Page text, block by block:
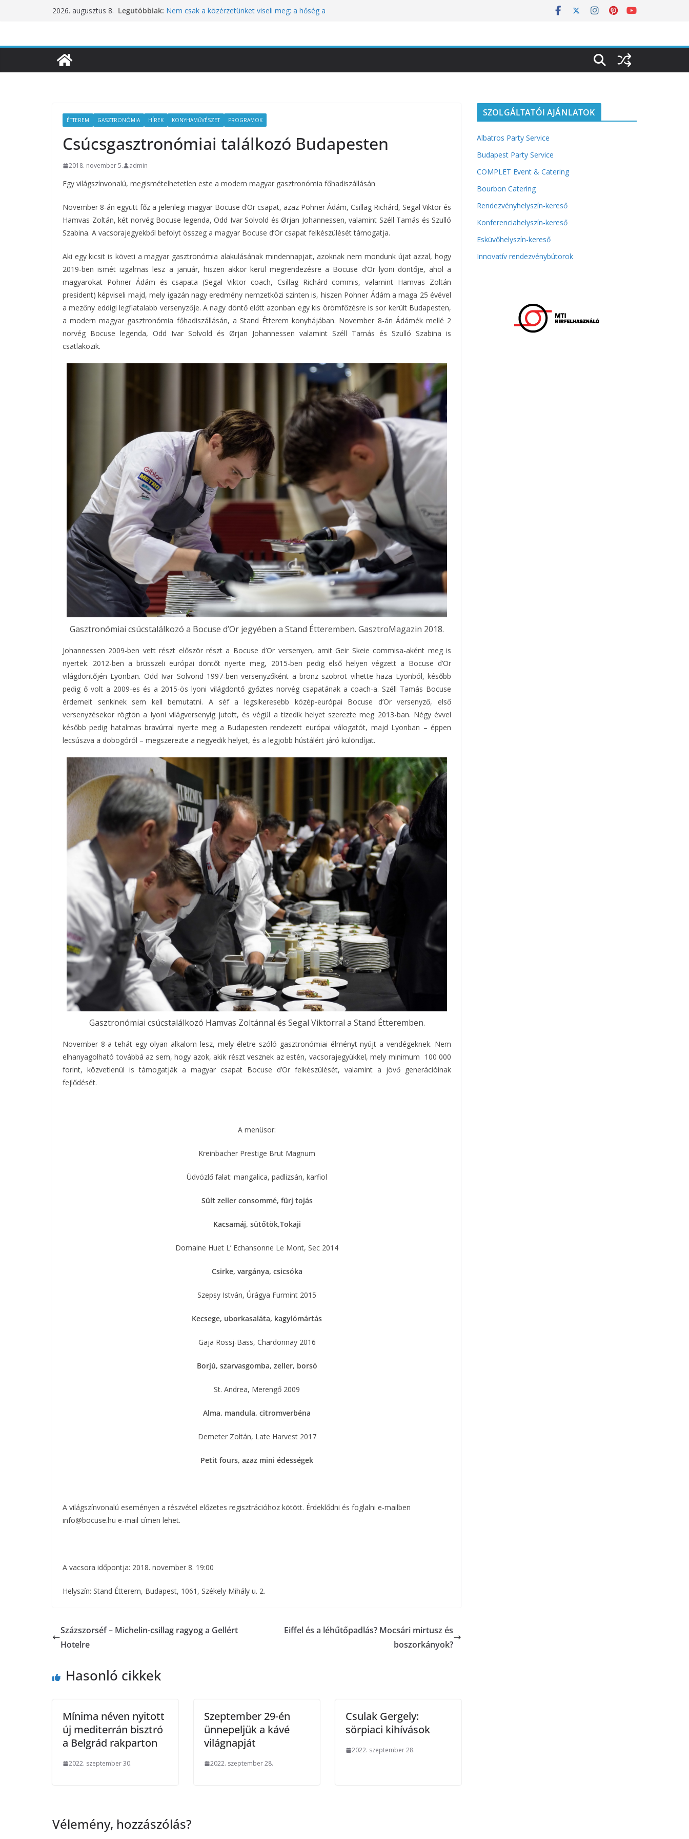
2026. augusztus 8. Legutóbbiak: Nem csak a közérzetünket viseli meg: a hőség a
Déli Part Gasztronómiai Sajtóesemény
ÉTTEREM GASZTRONÓMIA HÍREK KONYHAMŰVÉSZET PROGRAMOK
Csúcsgasztronómiai találkozó Budapesten
2018. november 5. admin
Egy világszínvonalú, megismételhetetlen este a modern magyar gasztronómia főhadiszállásán
November 8-án együtt főz a jelenlegi magyar Bocuse d’Or csapat, azaz Pohner Ádám, Csillag Richárd, Segal Viktor és
Hamvas Zoltán, két norvég Bocuse legenda, Odd Ivar Solvold és Ørjan Johannessen, valamint Széll Tamás és Szulló
Szabina. A vacsorajegyekből befolyt összeg a magyar Bocuse d’Or csapat felkészülését támogatja.
Aki egy kicsit is követi a magyar gasztronómia alakulásának mindennapjait, azoknak nem mondunk újat azzal, hogy
2019-ben ismét izgalmas lesz a január, hiszen akkor kerül megrendezésre a Bocuse d’Or lyoni döntője, ahol a
magyarokat Pohner Ádám és csapata (Segal Viktor coach, Csillag Richárd commis, valamint Hamvas Zoltán
president) képviseli majd, mely igazán nagy eredmény nemzetközi szinten is, hiszen Pohner Ádám a maga 25 évével
a mezőny eddigi legfiatalabb versenyzője. A nagy döntő előtt azonban egy kis örömfőzésre is sor került Budapesten,
a modern magyar gasztronómia főhadiszállásán, a Stand Étterem konyhájában. November 8-án Ádámék mellé 2
norvég Bocuse legenda, Odd Ivar Solvold és Ørjan Johannessen valamint Széll Tamás és Szulló Szabina is
csatlakozik.
Gasztronómiai csúcstalálkozó a Bocuse d’Or jegyében a Stand Étteremben. GasztroMagazin 2018.
Johannessen 2009-ben vett részt először részt a Bocuse d’Or versenyen, amit Geir Skeie commisa-aként meg is
nyertek. 2012-ben a brüsszeli európai döntőt nyerte meg, 2015-ben pedig első helyen végzett a Bocuse d’Or
világdöntőjén Lyonban. Odd Ivar Solvond 1997-ben versenyzőként a bronz szobrot vihette haza Lyonból, később
pedig ő volt a 2009-es és a 2015-ös lyoni világdöntő győztes norvég csapatának a coach-a. Széll Tamás Bocuse
érdemeit senkinek sem kell bemutatni. A séf a legsikeresebb közép-európai Bocuse d’Or versenyző, első
versenyzésekor rögtön a lyoni világversenyig jutott, és végül a tizedik helyet szerezte meg 2013-ban. Négy évvel
később pedig hatalmas bravúrral nyerte meg a Budapesten rendezett európai válogatót, majd Lyonban – éppen
lecsúszva a dobogóról – megszerezte a negyedik helyet, és a legjobb hústálért járó különdíjat.
Gasztronómiai csúcstalálkozó Hamvas Zoltánnal és Segal Viktorral a Stand Étteremben.
November 8-a tehát egy olyan alkalom lesz, mely életre szóló gasztronómiai élményt nyújt a vendégeknek. Nem
elhanyagolható továbbá az sem, hogy azok, akik részt vesznek az estén, vacsorajegyükkel, mely minimum 100 000
forint, közvetlenül is támogatják a magyar csapat Bocuse d’Or felkészülését, valamint a jövő generációinak
fejlődését.
A menüsor:
Kreinbacher Prestige Brut Magnum
Üdvözlő falat: mangalica, padlizsán, karfiol
Sült zeller consommé, fürj tojás
Kacsamáj, sütőtök,Tokaji
Domaine Huet L’ Echansonne Le Mont, Sec 2014
Csirke, vargánya, csicsóka
Szepsy István, Úrágya Furmint 2015
Kecsege, uborkasaláta, kagylómártás
Gaja Rossj-Bass, Chardonnay 2016
Borjú, szarvasgomba, zeller, borsó
St. Andrea, Merengő 2009
Alma, mandula, citromverbéna
Demeter Zoltán, Late Harvest 2017
Petit fours, azaz mini édességek
A világszínvonalú eseményen a részvétel előzetes regisztrációhoz kötött. Érdeklődni és foglalni e-mailben
info@bocuse.hu e-mail címen lehet.
A vacsora időpontja: 2018. november 8. 19:00
Helyszín: Stand Étterem, Budapest, 1061, Székely Mihály u. 2.
Százszorséf – Michelin-csillag ragyog a Gellért
Hotelre
Eiffel és a léhűtőpadlás? Mocsári mirtusz és
boszorkányok?
Hasonló cikkek
Mínima néven nyitott
új mediterrán bisztró
a Belgrád rakparton
2022. szeptember 30.
Szeptember 29-én
ünnepeljük a kávé
világnapját
2022. szeptember 28.
Csulak Gergely:
sörpiaci kihívások
2022. szeptember 28.
Vélemény, hozzászólás?
SZOLGÁLTATÓI AJÁNLATOK
Albatros Party Service
Budapest Party Service
COMPLET Event & Catering
Bourbon Catering
Rendezvényhelyszín-kereső
Konferenciahelyszín-kereső
Esküvőhelyszín-kereső
Innovatív rendezvénybútorok